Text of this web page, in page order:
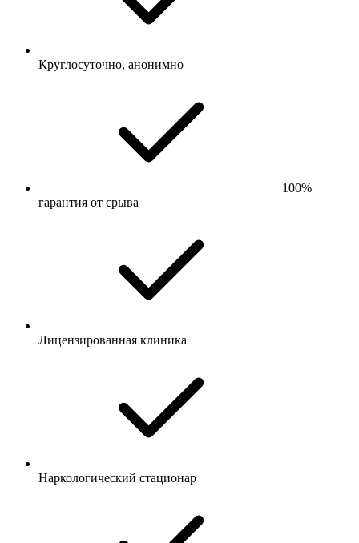
Круглосуточно, анонимно
100%
гарантия от срыва
Лицензированная клиника
Наркологический стационар